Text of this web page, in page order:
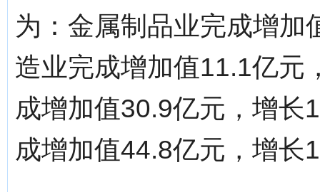
为：金属制品业完成增加
造业完成增加值11.1亿元
成增加值30.9亿元，增长
成增加值44.8亿元，增长